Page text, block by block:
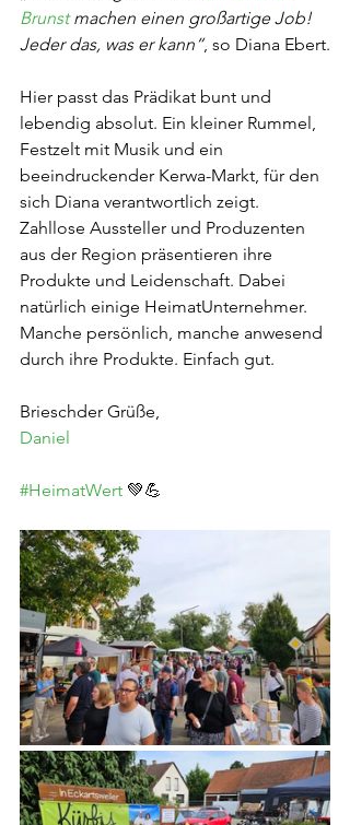
Brunst machen einen großartige Job!
Jeder das, was er kann“, so Diana Ebert.
Hier passt das Prädikat bunt und
lebendig absolut. Ein kleiner Rummel,
Festzelt mit Musik und ein
beeindruckender Kerwa-Markt, für den
sich Diana verantwortlich zeigt.
Zahllose Aussteller und Produzenten
aus der Region präsentieren ihre
Produkte und Leidenschaft. Dabei
natürlich einige HeimatUnternehmer.
Manche persönlich, manche anwesend
durch ihre Produkte. Einfach gut.
Brieschder Grüße,
Daniel
#HeimatWert 💚💪